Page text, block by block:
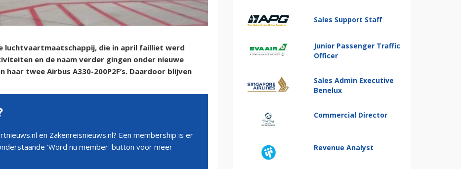
luchtvaartmaatschappij, die in april failliet werd
en de naam verder gingen onder nieuwe
haar twee Airbus A330-200P2F’s. Daardoor blijven
en Zakenreisnieuws.nl? Een membership is er
'Word nu member' button voor meer
Sales Support Staff
Junior Passenger Traffic
Officer
Sales Admin Executive
Benelux
Commercial Director
Revenue Analyst